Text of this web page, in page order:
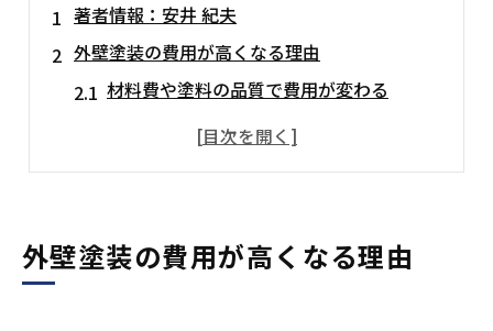
著者情報：安井 紀夫
外壁塗装の費用が高くなる理由
材料費や塗料の品質で費用が変わる
足場設置や養生などの付帯費用が高くなる
見積りの内訳を丁寧にチェックする
相場を把握することで判断力がつく
外壁塗装の費用が高くなる理由